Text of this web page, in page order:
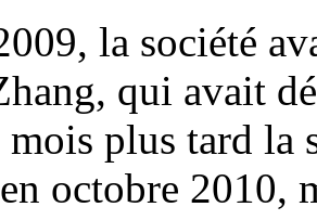
la société
qui avait
mois plus tard la
octobre 2010,